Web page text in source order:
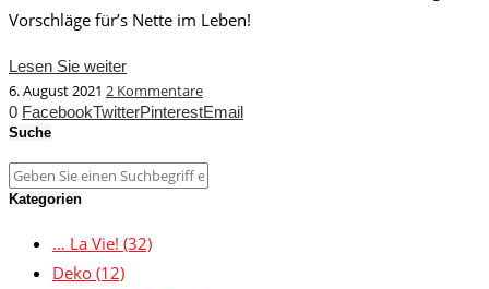
Vorschläge für’s Nette im Leben!
Lesen Sie weiter
6. August 2021 2 Kommentare
0 FacebookTwitterPinterestEmail
Suche
Kategorien
… La Vie! (32)
Deko (12)